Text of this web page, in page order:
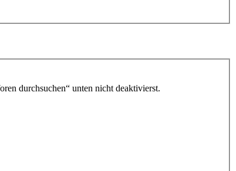
durchsuchen“ unten nicht deaktivierst.